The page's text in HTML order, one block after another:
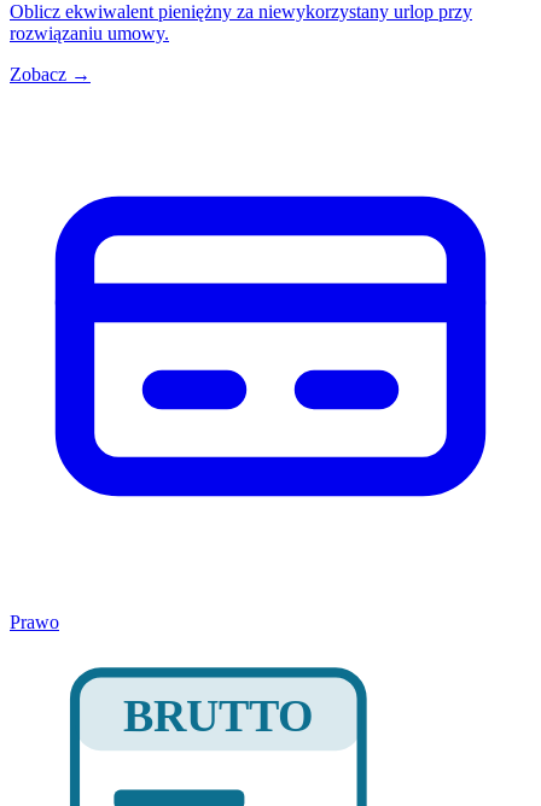
Oblicz ekwiwalent pieniężny za niewykorzystany urlop przy
rozwiązaniu umowy.
Zobacz →
Prawo
BRUTTO